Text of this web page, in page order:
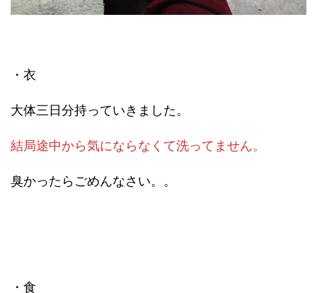
・衣
大体三日分持っていきました。
結局途中から気にならなくて洗ってません。
臭かったらごめんなさい。。
・食